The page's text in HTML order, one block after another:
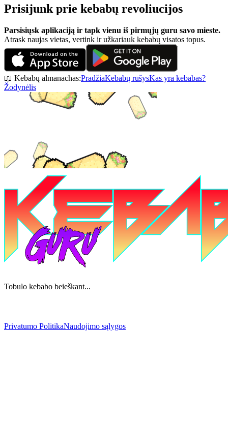
Prisijunk prie kebabų revoliucijos
Parsisiųsk aplikaciją ir tapk vienu iš pirmųjų guru savo mieste.
Atrask naujas vietas, vertink ir užkariauk kebabų visatos topus.
📖 Kebabų almanachas:PradžiaKebabų rūšysKas yra kebabas?
Žodynėlis
Tobulo kebabo beieškant...
Privatumo PolitikaNaudojimo sąlygos